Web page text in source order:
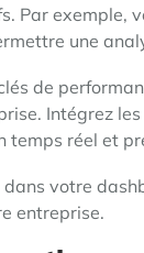
Par exemple,
une
de
Intégrez
temps réel et
votre
entreprise.